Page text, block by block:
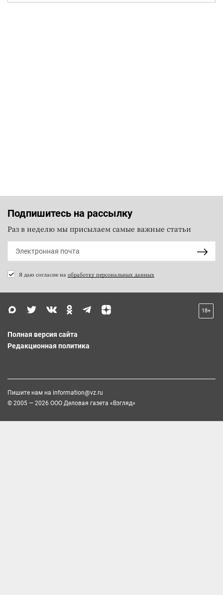
Подпишитесь на рассылку
Раз в неделю мы присылаем самые важные статьи
Я даю согласие на обработку персональных данных
18+
Полная версия сайта
Редакционная политика
Пишите нам на information@vz.ru
© 2005 — 2026 ООО Деловая газета «Взгляд»